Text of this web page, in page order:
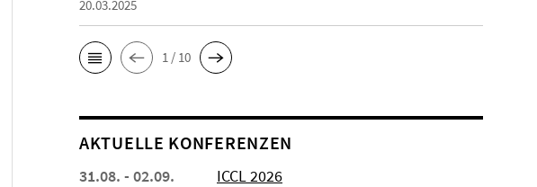
20.03.2025
1 / 10
AKTUELLE KONFERENZEN
31.08. - 02.09. ICCL 2026